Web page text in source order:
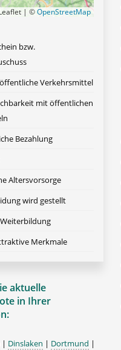
| ©OpenStreetMap
bzw.
Verkehrsmittel
mit öffentlichen
Bezahlung
Altersvorsorge
wird gestellt
Merkmale
aktuelle
in Ihrer
| Dinslaken | Dortmund |